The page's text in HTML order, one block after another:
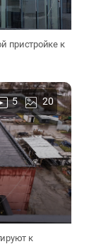
пристройке к
5 20
к